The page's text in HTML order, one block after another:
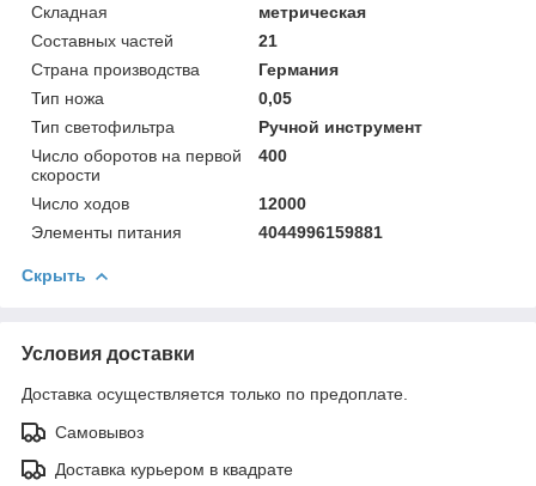
Складная
метрическая
Составных частей
21
Страна производства
Германия
Тип ножа
0,05
Тип светофильтра
Ручной инструмент
Число оборотов на первой
скорости
400
Число ходов
12000
Элементы питания
4044996159881
Скрыть
Условия доставки
Доставка осуществляется только по предоплате.
Самовывоз
Доставка курьером в квадрате